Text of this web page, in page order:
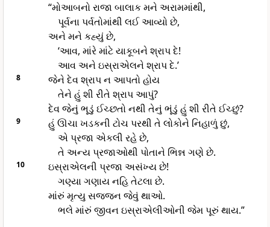
“મોઆબનો રાજા બાલાક મને અરામમાંથી,
પૂર્વના પર્વતોમાંથી લઈ આવ્યો છે,
અને મને કહ્યું છે,
‘આવ, માંરે માંટે યાકૂબને શ્રાપ દે!
આવ અને ઇસ્રાએલને શ્રાપ દે.’
8
જેને દેવ શ્રાપ ન આપતો હોય
તેને હું શી રીતે શ્રાપ આપું?
દેવ જેનું ભૂડું ઈચ્છતો નથી તેનું ભૂંડું હું શી રીતે ઈચ્છું?
9
હું ઊચા ખડકની ટોચ પરથી તે લોકોને નિહાળું છું,
એ પ્રજા એકલી રહે છે,
તે અન્ય પ્રજાઓથી પોતાને ભિન્ન ગણે છે.
10
ઇસ્રાએલની પ્રજા અસંખ્ય છે!
ગણ્યા ગણાય નહિ તેટલા છે.
માંરું મૃત્યુ સજ્જન જેવું થાઓ.
ભલે માંરું જીવન ઇસ્રાએલીઓની જેમ પૂરું થાય.”